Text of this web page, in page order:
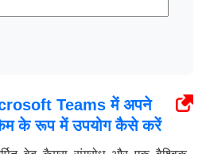
Teams में अपने
के रूप में उपयोग कैसे करें